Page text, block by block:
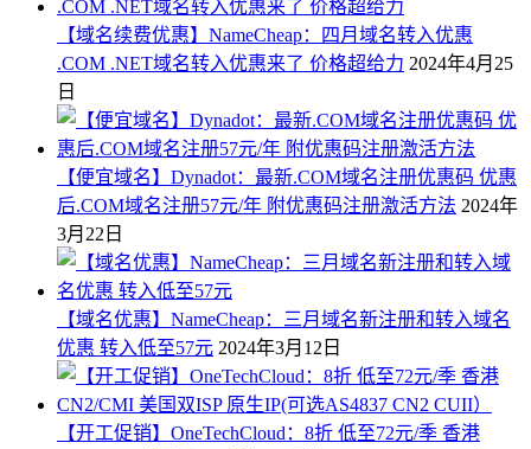
【域名续费优惠】NameCheap：四月域名转入优惠
.COM .NET域名转入优惠来了 价格超给力 2024年4月25
日
【便宜域名】Dynadot：最新.COM域名注册优惠码 优惠
后.COM域名注册57元/年 附优惠码注册激活方法 2024年
3月22日
【域名优惠】NameCheap：三月域名新注册和转入域名
优惠 转入低至57元 2024年3月12日
【开工促销】OneTechCloud：8折 低至72元/季 香港